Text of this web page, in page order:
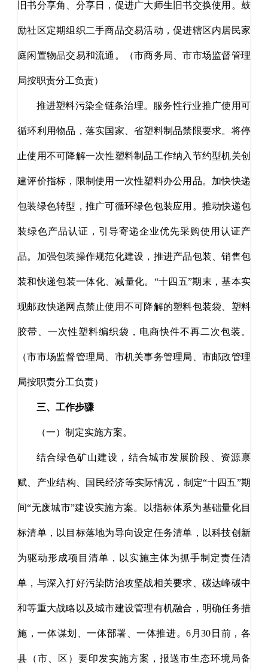
旧书分享角、分享日，促进广大师生旧书交换使用。鼓
励社区定期组织二手商品交易活动，促进辖区内居民家
庭闲置物品交易和流通。（市商务局、市市场监督管理
局按职责分工负责）
推进塑料污染全链条治理。服务性行业推广使用可
循环利用物品，落实国家、省塑料制品禁限要求。将停
止使用不可降解一次性塑料制品工作纳入节约型机关创
建评价指标，限制使用一次性塑料办公用品。加快快递
包装绿色转型，推广可循环绿色包装应用。推动快递包
装绿色产品认证，引导寄递企业优先采购使用认证产
品。加强包装操作规范化建设，推进产品包装、销售包
装和快递包装一体化、减量化。 “十四五”期末，基本实
现邮政快递网点禁止使用不可降解的塑料包装袋、塑料
胶带、一次性塑料编织袋，电商快件不再二次包装。
（市市场监督管理局、市机关事务管理局、市邮政管理
局按职责分工负责）
三、工作步骤
（一）制定实施方案。
结合绿色矿山建设，结合城市发展阶段、资源禀
赋、产业结构、国民经济等实际情况，制定“十四五”期
间“无废城市”建设实施方案。以指标体系为基础量化目
标清单，以目标落地为导向设定任务清单，以科技创新
为驱动形成项目清单，以实施主体为抓手制定责任清
单，与深入打好污染防治攻坚战相关要求、碳达峰碳中
和等重大战略以及城市建设管理有机融合，明确任务措
施，一体谋划、一体部署、一体推进。6月30日前，各
县（市、区）要印发实施方案，报送市生态环境局备